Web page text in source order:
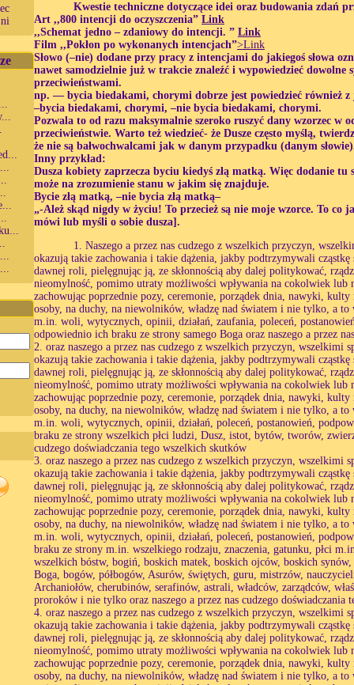
Kwestie techniczne dotyczące idei oraz budowania zdań
Art ,,800 intencji do oczyszczenia” Link
,,Schemat jedno – zdaniowy do intencji. ” Link
Film ,,Pokłon po wykonanych intencjach”>Link
Słowo (–nie) dodane przy pracy z intencjami do jakiegoś słowa
nawet samodzielnie już w trakcie znaleźć i wypowiedzieć
przeciwieństwami.
np. — bycia biedakami, chorymi dobrze jest powiedzieć również z
–bycia biedakami, chorymi, –nie bycia biedakami, chorymi.
Pozwala to od razu maksymalnie szeroko ruszyć dany wzorzec w
przeciwieństwie. Warto też wiedzieć- że Dusze często myślą,
że nie są bałwochwalcami jak w danym przypadku (danym
Inny przykład:
Dusza kobiety zaprzecza byciu kiedyś złą matką. Więc dodanie tu
może na zrozumienie stanu w jakim się znajduje.
Bycie złą matką, –nie bycia złą matką–
„-Ależ skąd nigdy w życiu! To przecież są nie moje wzorce. To co
mówi lub myśli o sobie dusza].
1. Naszego a przez nas cudzego z wszelkich przyczyn,
okazują takie zachowania i takie dążenia, jakby podtrzymywali
dawnej roli, pielęgnując ją, ze skłonnością aby dalej politykować,
nieomylność, pomimo utraty możliwości wpływania na cokolwiek
zachowując poprzednie pozy, ceremonie, porządek dnia, nawyki,
osoby, na duchy, na niewolników, władzę nad światem i nie tylko, a
m.in. woli, wytycznych, opinii, działań, zaufania, poleceń,
odpowiednio ich braku ze strony samego Boga oraz naszego a przez
2. oraz naszego a przez nas cudzego z wszelkich przyczyn,
okazują takie zachowania i takie dążenia, jakby podtrzymywali
dawnej roli, pielęgnując ją, ze skłonnością aby dalej politykować,
nieomylność, pomimo utraty możliwości wpływania na cokolwiek
zachowując poprzednie pozy, ceremonie, porządek dnia, nawyki,
osoby, na duchy, na niewolników, władzę nad światem i nie tylko, a
m.in. woli, wytycznych, opinii, działań, poleceń, postanowień,
braku ze strony wszelkich płci ludzi, Dusz, istot, bytów, tworów,
cudzego doświadczania tego wszelkich skutków
3. oraz naszego a przez nas cudzego z wszelkich przyczyn,
okazują takie zachowania i takie dążenia, jakby podtrzymywali
dawnej roli, pielęgnując ją, ze skłonnością aby dalej politykować,
nieomylność, pomimo utraty możliwości wpływania na cokolwiek
zachowując poprzednie pozy, ceremonie, porządek dnia, nawyki,
osoby, na duchy, na niewolników, władzę nad światem i nie tylko, a
m.in. woli, wytycznych, opinii, działań, poleceń, postanowień,
braku ze strony m.in. wszelkiego rodzaju, znaczenia, gatunku, płci
wszelkich bóstw, bogiń, boskich matek, boskich ojców, boskich
Boga, bogów, półbogów, Asurów, świętych, guru, mistrzów,
Archaniołów, cherubinów, serafinów, astrali, władców, zarządców,
proroków i nie tylko oraz naszego a przez nas cudzego doświadczania
4. oraz naszego a przez nas cudzego z wszelkich przyczyn,
okazują takie zachowania i takie dążenia, jakby podtrzymywali
dawnej roli, pielęgnując ją, ze skłonnością aby dalej politykować,
nieomylność, pomimo utraty możliwości wpływania na cokolwiek
zachowując poprzednie pozy, ceremonie, porządek dnia, nawyki,
osoby, na duchy, na niewolników, władzę nad światem i nie tylko, a